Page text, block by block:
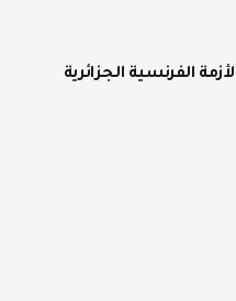
الفرنسية الجزائرية